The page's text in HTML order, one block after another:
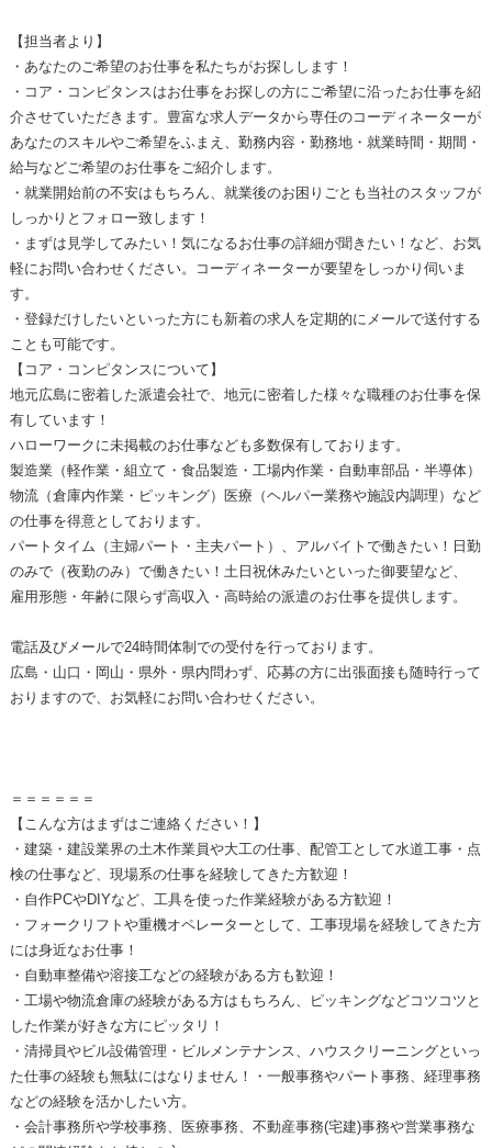
【担当者より】
・あなたのご希望のお仕事を私たちがお探しします！
・コア・コンピタンスはお仕事をお探しの方にご希望に沿ったお仕事を紹
介させていただきます。豊富な求人データから専任のコーディネーターが
あなたのスキルやご希望をふまえ、勤務内容・勤務地・就業時間・期間・
給与などご希望のお仕事をご紹介します。
・就業開始前の不安はもちろん、就業後のお困りごとも当社のスタッフが
しっかりとフォロー致します！
・まずは見学してみたい！気になるお仕事の詳細が聞きたい！など、お気
軽にお問い合わせください。コーディネーターが要望をしっかり伺いま
す。
・登録だけしたいといった方にも新着の求人を定期的にメールで送付する
ことも可能です。
【コア・コンピタンスについて】
地元広島に密着した派遣会社で、地元に密着した様々な職種のお仕事を保
有しています！
ハローワークに未掲載のお仕事なども多数保有しております。
製造業（軽作業・組立て・食品製造・工場内作業・自動車部品・半導体）
物流（倉庫内作業・ピッキング）医療（ヘルパー業務や施設内調理）など
の仕事を得意としております。
パートタイム（主婦パート・主夫パート）、アルバイトで働きたい！日勤
のみで（夜勤のみ）で働きたい！土日祝休みたいといった御要望など、
雇用形態・年齢に限らず高収入・高時給の派遣のお仕事を提供します。
電話及びメールで24時間体制での受付を行っております。
広島・山口・岡山・県外・県内問わず、応募の方に出張面接も随時行って
おりますので、お気軽にお問い合わせください。
＝＝＝＝＝＝
【こんな方はまずはご連絡ください！】
・建築・建設業界の土木作業員や大工の仕事、配管工として水道工事・点
検の仕事など、現場系の仕事を経験してきた方歓迎！
・自作PCやDIYなど、工具を使った作業経験がある方歓迎！
・フォークリフトや重機オペレーターとして、工事現場を経験してきた方
には身近なお仕事！
・自動車整備や溶接工などの経験がある方も歓迎！
・工場や物流倉庫の経験がある方はもちろん、ピッキングなどコツコツと
した作業が好きな方にピッタリ！
・清掃員やビル設備管理・ビルメンテナンス、ハウスクリーニングといっ
た仕事の経験も無駄にはなりません！・一般事務やパート事務、経理事務
などの経験を活かしたい方。
・会計事務所や学校事務、医療事務、不動産事務(宅建)事務や営業事務な